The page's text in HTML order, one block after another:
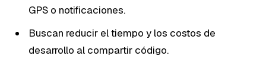
GPS o notificaciones.
Buscan reducir el tiempo y los costos de
desarrollo al compartir código.